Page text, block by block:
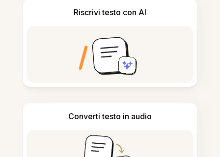
Riscrivi testo con AI
Converti testo in audio